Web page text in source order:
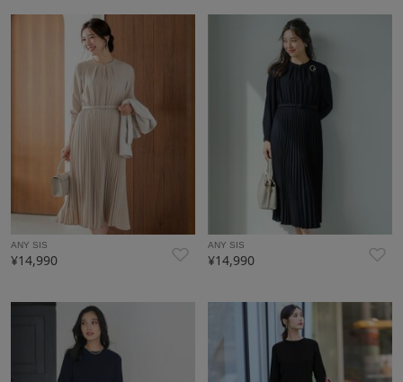
ANY SIS
¥14,990
ANY SIS
¥14,990